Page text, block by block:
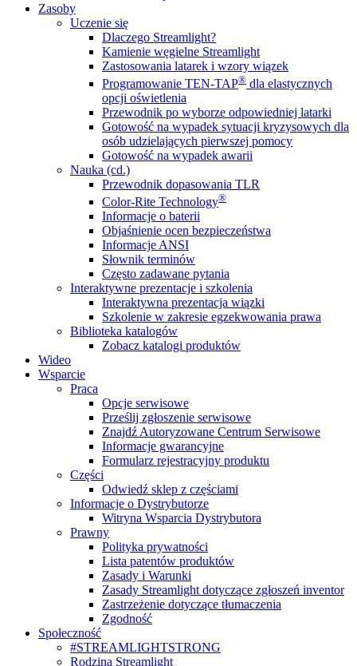
Zasoby
Uczenie się
Dlaczego Streamlight?
Kamienie węgielne Streamlight
Zastosowania latarek i wzory wiązek
Programowanie TEN-TAP® dla elastycznych
opcji oświetlenia
Przewodnik po wyborze odpowiedniej latarki
Gotowość na wypadek sytuacji kryzysowych dla
osób udzielających pierwszej pomocy
Gotowość na wypadek awarii
Nauka (cd.)
Przewodnik dopasowania TLR
Color-Rite Technology®
Informacje o baterii
Objaśnienie ocen bezpieczeństwa
Informacje ANSI
Słownik terminów
Często zadawane pytania
Interaktywne prezentacje i szkolenia
Interaktywna prezentacja wiązki
Szkolenie w zakresie egzekwowania prawa
Biblioteka katalogów
Zobacz katalogi produktów
Wideo
Wsparcie
Praca
Opcje serwisowe
Prześlij zgłoszenie serwisowe
Znajdź Autoryzowane Centrum Serwisowe
Informacje gwarancyjne
Formularz rejestracyjny produktu
Części
Odwiedź sklep z częściami
Informacje o Dystrybutorze
Witryna Wsparcia Dystrybutora
Prawny
Polityka prywatności
Lista patentów produktów
Zasady i Warunki
Zasady Streamlight dotyczące zgłoszeń inventor
Zastrzeżenie dotyczące tłumaczenia
Zgodność
Społeczność
#STREAMLIGHTSTRONG
Rodzina Streamlight